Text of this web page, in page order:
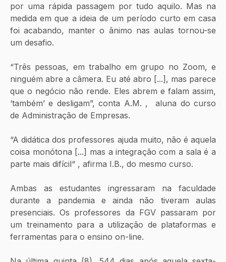
por uma rápida passagem por tudo aquilo. Mas na
medida em que a ideia de um período curto em casa
foi acabando, manter o ânimo nas aulas tornou-se
um desafio.
“Três pessoas, em trabalho em grupo no Zoom, e
ninguém abre a câmera. Eu até abro [...], mas parece
que o negócio não rende. Eles abrem e falam assim,
‘também’ e desligam”, conta A.M. ,  aluna do curso
de Administração de Empresas.
“A didática dos professores ajuda muito, não é aquela
coisa monótona [...] mas a integração com a sala é a
parte mais difícil“ , afirma I.B., do mesmo curso.
Ambas as estudantes ingressaram na faculdade
durante a pandemia e ainda não tiveram aulas
presenciais. Os professores da FGV passaram por
um treinamento para a utilização de plataformas e
ferramentas para o ensino on-line.